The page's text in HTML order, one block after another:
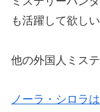
も活躍して欲しい
他の外国人ミス
ノーラ・シロラ